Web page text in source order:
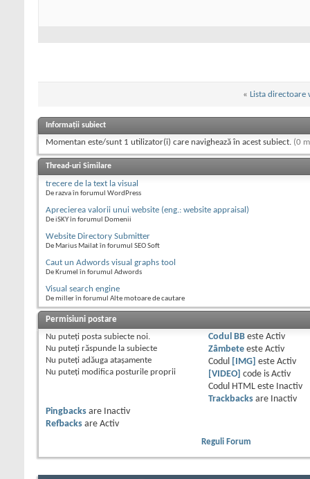
« Lista directoare
Informații subiect
Momentan este/sunt 1 utilizator(i) care navighează în acest subiect. (0
Thread-uri Similare
trecere de la text la visual
De razva în forumul WordPress
Aprecierea valorii unui website (eng.: website appraisal)
De iSKY în forumul Domenii
Website Directory Submitter
De Marius Mailat în forumul SEO Soft
Caut un Adwords visual graphs tool
De Krumel în forumul Adwords
Visual search engine
De miller în forumul Alte motoare de cautare
Permisiuni postare
Nu puteţi posta subiecte noi.
Nu puteţi răspunde la subiecte
Nu puteţi adăuga ataşamente
Nu puteţi modifica posturile proprii
Codul BBeste Activ
Zâmbeteeste Activ
Codul
[IMG] este Activ
[VIDEO]
code is Activ
Codul HTML este
Inactiv
Trackbacksare
Inactiv
Pingbacks are
Inactiv
Refbacks are Activ
Reguli Forum